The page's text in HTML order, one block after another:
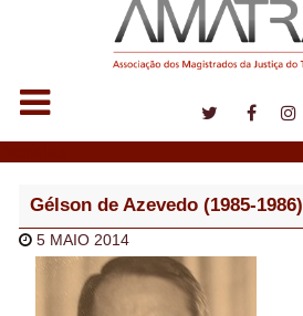
Gélson de Azevedo (1985-1986)
5 MAIO 2014